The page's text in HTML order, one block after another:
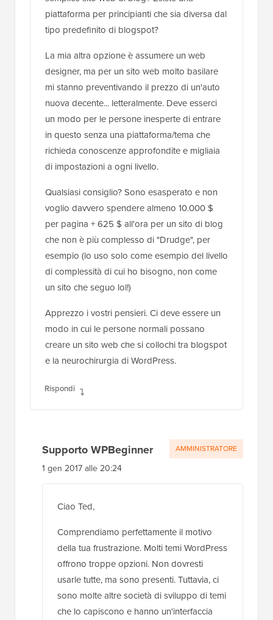
piattaforma per principianti che sia diversa dal
tipo predefinito di blogspot?
La mia altra opzione è assumere un web
designer, ma per un sito web molto basilare
mi stanno preventivando il prezzo di un'auto
nuova decente... letteralmente. Deve esserci
un modo per le persone inesperte di entrare
in questo senza una piattaforma/tema che
richieda conoscenze approfondite e migliaia
di impostazioni a ogni livello.
Qualsiasi consiglio? Sono esasperato e non
voglio davvero spendere almeno 10.000 $
per pagina + 625 $ all'ora per un sito di blog
che non è più complesso di "Drudge", per
esempio (lo uso solo come esempio del livello
di complessità di cui ho bisogno, non come
un sito che seguo lol!)
Apprezzo i vostri pensieri. Ci deve essere un
modo in cui le persone normali possano
creare un sito web che si collochi tra blogspot
e la neurochirurgia di WordPress.
Rispondi
Supporto WPBeginner
1 gen 2017 alle 20:24
Ciao Ted,
Comprendiamo perfettamente il motivo
della tua frustrazione. Molti temi WordPress
offrono troppe opzioni. Non dovresti
usarle tutte, ma sono presenti. Tuttavia, ci
sono molte altre società di sviluppo di temi
che lo capiscono e hanno un'interfaccia
AMMINISTRATORE